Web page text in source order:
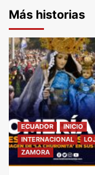
Más historias
ECUADOR
INICIO
INTERNACIONAL
ZAMORA